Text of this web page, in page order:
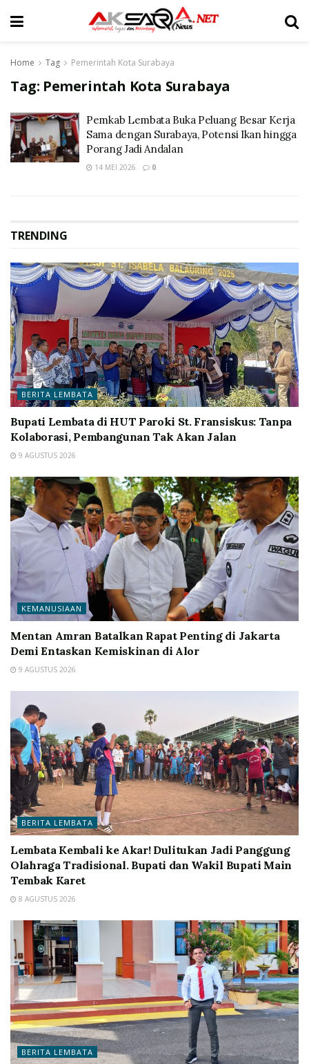
Home Tag Pemerintah Kota Surabaya
Tag: Pemerintah Kota Surabaya
Pemkab Lembata Buka Peluang Besar Kerja
Sama dengan Surabaya, Potensi Ikan hingga
Porang Jadi Andalan
14 MEI 2026 0
TRENDING
BERITA LEMBATA
Bupati Lembata di HUT Paroki St. Fransiskus: Tanpa
Kolaborasi, Pembangunan Tak Akan Jalan
9 AGUSTUS 2026
KEMANUSIAAN
Mentan Amran Batalkan Rapat Penting di Jakarta
Demi Entaskan Kemiskinan di Alor
9 AGUSTUS 2026
BERITA LEMBATA
Lembata Kembali ke Akar! Dulitukan Jadi Panggung
Olahraga Tradisional. Bupati dan Wakil Bupati Main
Tembak Karet
8 AGUSTUS 2026
BERITA LEMBATA